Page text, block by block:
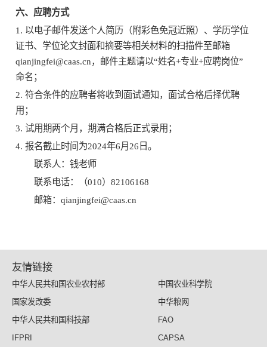
六、 应聘方式
1. 以电子邮件发送个人简历（附彩色免冠近照）、学历学位
证书、学位论文封面和摘要等相关材料的扫描件至邮箱
qianjingfei@caas.cn，邮件主题请以“姓名+专业+应聘岗位”
命名；
2. 符合条件的应聘者将收到面试通知，面试合格后择优聘
用；
3. 试用期两个月，期满合格后正式录用；
4. 报名截止时间为2024年6月26日。
联系人：钱老师
联系电话：（010）82106168
邮箱：qianjingfei@caas.cn
友情链接
中华人民共和国农业农村部
中国农业科学院
国家发改委
中华粮网
中华人民共和国科技部
FAO
IFPRI
CAPSA